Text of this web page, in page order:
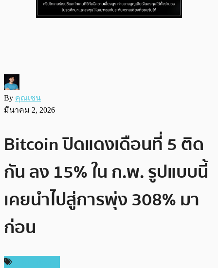
By คุณเชน
มีนาคม 2, 2026
Bitcoin ปิดแดงเดือนที่ 5 ติด
กัน ลง 15% ใน ก.พ. รูปแบบนี้
เคยนำไปสู่การพุ่ง 308% มา
ก่อน